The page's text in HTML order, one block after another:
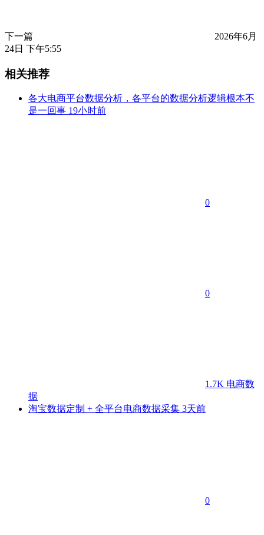
下一篇
2026年6月
24日 下午5:55
相关推荐
各大电商平台数据分析，各平台的数据分析逻辑根本不
是一回事 19小时前
0
0
1.7K 电商数
据
淘宝数据定制 + 全平台电商数据采集 3天前
0